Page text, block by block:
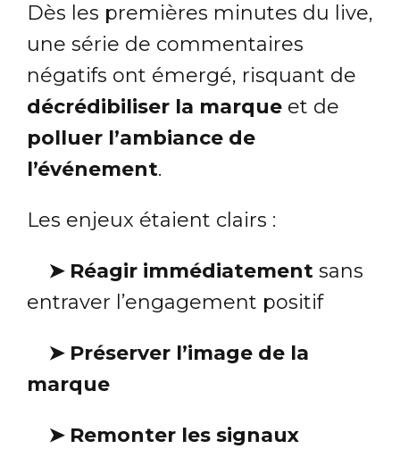
Dès les premières minutes du live,
une série de commentaires
négatifs ont émergé, risquant de
décrédibiliser la marque et de
polluer l’ambiance de
l’événement.
Les enjeux étaient clairs :
➤ Réagir immédiatement sans
entraver l’engagement positif
➤ Préserver l’image de la
marque
➤ Remonter les signaux